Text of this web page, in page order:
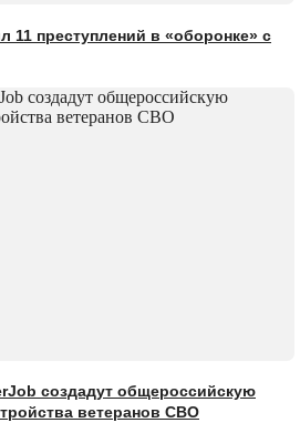
11 преступлений в «оборонке» с
создадут общероссийскую
ветеранов СВО